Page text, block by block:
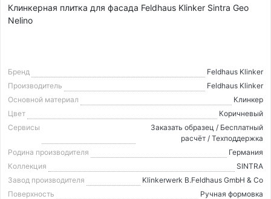
Клинкерная плитка для фасада Feldhaus Klinker Sintra Geo
Nelino
Бренд
Feldhaus Klinker
Производитель
Feldhaus Klinker
Основной материал
Клинкер
Цвет
Коричневый
Сервисы
Заказать образец / Бесплатный
расчёт / Техподдержка
Родина производителя
Германия
Коллекция
SINTRA
Завод производителя
Klinkerwerk B.Feldhaus GmbH & Co
Поверхность
Ручная формовка